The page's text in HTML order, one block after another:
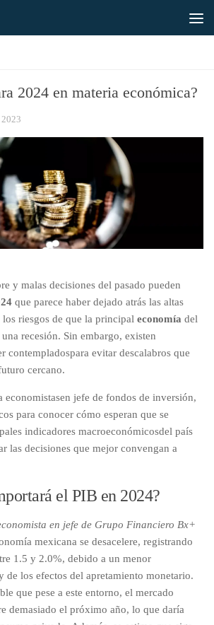
2024 en materia económica?
y malas decisiones del pasado pueden
que parece haber dejado atrás las altas
riesgos de que la principal economía del
recesión. Sin embargo, existen
contempladospara evitar descalabros que
cercano.
economistasen jefe de fondos de inversión,
para conocer cómo esperan que se
indicadores macroeconómicosdel país
las decisiones que mejor convengan a
el PIB en 2024?
en jefe de Grupo Financiero Bx+
mexicana se desacelere, registrando
1.5 y 2.0%, debido a un menor
de los efectos del apretamiento monetario.
que pese a este entorno, el mercado
demasiado el próximo año, lo que daría